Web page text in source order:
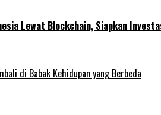
Lewat Blockchain, Siapkan
di Babak Kehidupan yang Berbeda